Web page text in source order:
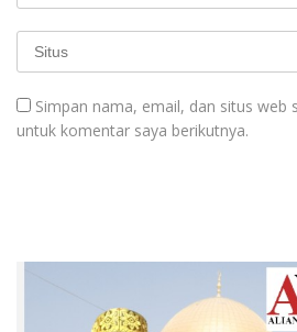
Simpan nama, email, dan situs web
untuk komentar saya berikutnya.